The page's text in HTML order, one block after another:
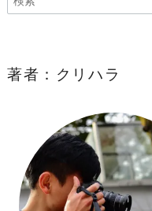
著者：クリハラ